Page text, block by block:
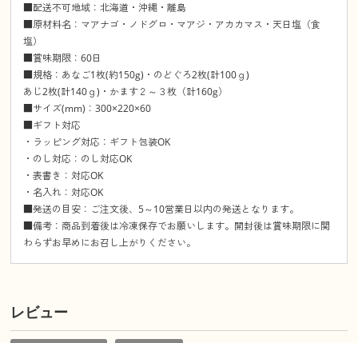
■配送不可地域：北海道・沖縄・離島
■原材料名：マアナゴ・ノドグロ・マアジ・アカカマス・天日塩（食
塩）
■賞味期限：60日
■規格：あなご1枚(約150g)・のどぐろ2枚(計100ｇ)
あじ2枚(計140ｇ)・かます２～３枚（計160g）
■サイズ(mm)：300×220×60
■ギフト対応
・ラッピング対応：ギフト包装OK
・のし対応：のし対応OK
・表書き：対応OK
・名入れ：対応OK
■発送の目安：ご注文後、5～10営業日以内の発送となります。
■備考：商品到着後は冷凍保存でお願いします。開封後は賞味期限に関
わらずお早めにお召し上がりください。
レビュー